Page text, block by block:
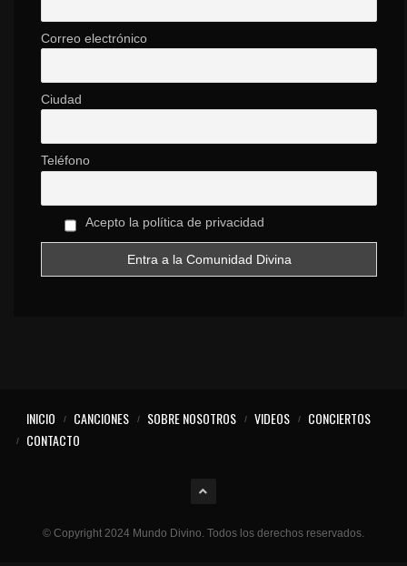
Correo electrónico
Ciudad
Teléfono
Acepto la política de privacidad
© Copyright 2024 Mundo Divino. Todos los derechos reservados.
INICIO CANCIONES SOBRE NOSOTROS VIDEOS
CONCIERTOS
CONTACTO